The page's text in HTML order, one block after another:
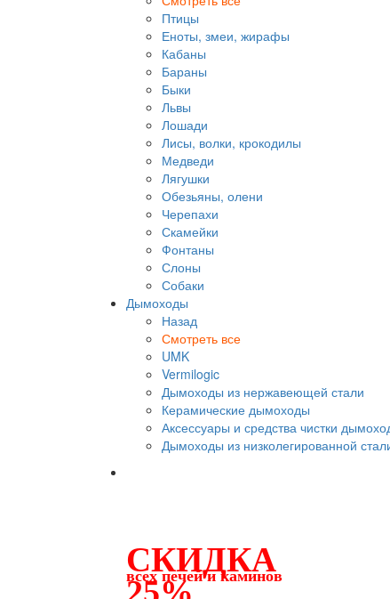
Птицы
Еноты, змеи, жирафы
Кабаны
Бараны
Быки
Львы
Лошади
Лисы, волки, крокодилы
Медведи
Лягушки
Обезьяны, олени
Черепахи
Скамейки
Фонтаны
Слоны
Собаки
Дымоходы
Назад
Смотреть все
UMK
Vermilogic
Дымоходы из нержавеющей стали
Керамические дымоходы
Аксессуары и средства чистки
Дымоходы из низколегированной
СКИДКА
всех печей и каминов